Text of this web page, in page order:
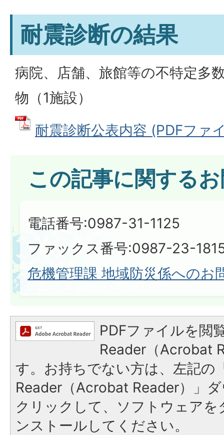
耐震診断の結果
病院、店舗、旅館等の不特定多
物（1施設）
耐震診断公表内容 (PDFファ
この記事に関する
電話番号:0987-31-1125
ファックス番号:0987-23-
危機管理課 地域防災係へのお
PDFファイルを閲
Reader（Acrobat
す。お持ちでない方は、左記の
Reader（Acrobat Reader）」
クリックして、ソフトウェア
ンストールしてください。